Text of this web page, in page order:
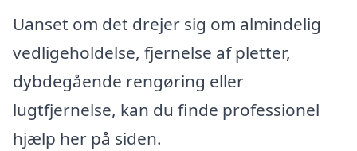
Uanset om det drejer sig om almindelig
vedligeholdelse, fjernelse af pletter,
dybdegående rengøring eller
lugtfjernelse, kan du finde professionel
hjælp her på siden.